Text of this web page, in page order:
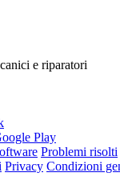
Problemi risolti
Privacy Condizioni